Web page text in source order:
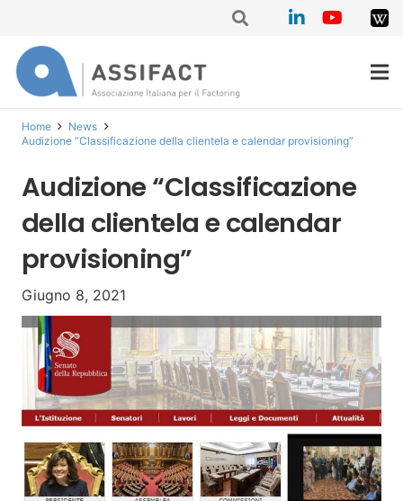
Home
News
Audizione “Classificazione della clientela e calendar provisioning”
Audizione “Classificazione
della clientela e calendar
provisioning”
Giugno 8, 2021